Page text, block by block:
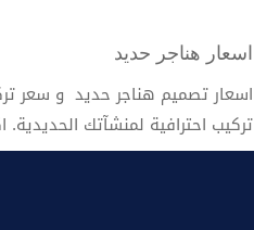
اسعار هناجر حديد
اسعار تصميم هناجر حديد و سعر
تركيب احترافية لمنشآتك